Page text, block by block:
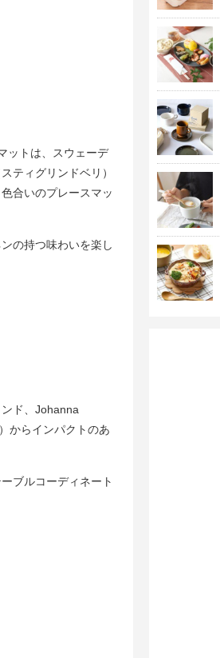
ットは、スウェーデ
ティグリンドベリ）
合いのプレースマッ
の持つ味わいを楽し
ド、Johanna
からインパクトのあ
ブルコーディネート